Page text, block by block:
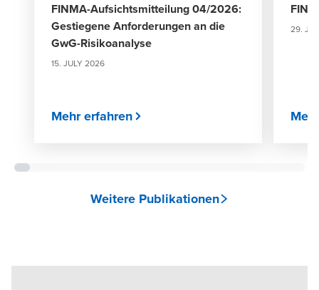
FINMA-Aufsichtsmitteilung 04/2026:
Gestiegene Anforderungen an die
GwG-Risikoanalyse
15. JULY 2026
Mehr erfahren
29.
Weitere Publikationen